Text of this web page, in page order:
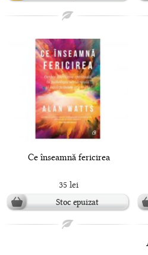
Ce înseamnă fericirea
35 lei
Stoc epuizat